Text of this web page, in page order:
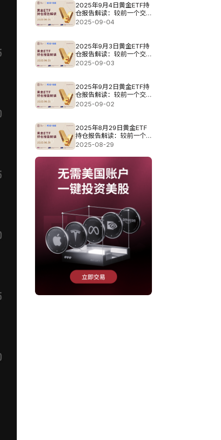
2025年9月4日黄金ETF持
仓报告解读：较前一个交
易日减少6.3吨
2025-09-04
2025年9月3日黄金ETF持
仓报告解读：较前一个交
易日大幅增加12.88吨
2025-09-03
2025年9月2日黄金ETF持
仓报告解读：较前一个交
易日维持不变
2025-09-02
2025年8月29日黄金ETF
持仓报告解读：较前一个
交易日增加5.44吨
2025-08-29